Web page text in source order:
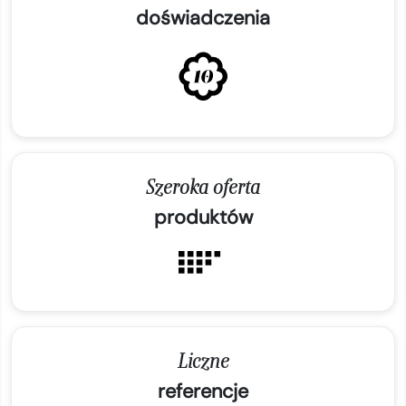
doświadczenia
Szeroka oferta
produktów
Liczne
referencje